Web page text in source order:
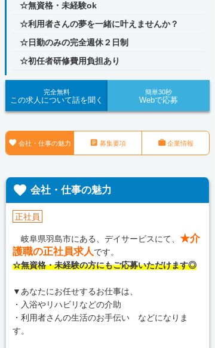
☆無資格・未経験ok
☆利用者さんの夢を一緒に叶えませんか？
☆日勤のみの完全週休２日制
☆初任者研修費用負担あり
完全無料
この求人について話を聞く
簡単30秒
Webで応募
 会社・仕事の魅力  募集要項 企業情報
 会社・仕事の魅力
正社員
岐阜県羽島市にある、デイサービスにて、★介
護職の正社員求人です。
☆無資格・未経験の方にもご応募いただけます◎
▼あなたにお任せするお仕事は、
・入浴やリハビリなどの介助
・利用者さんの生活のお手伝い などになりま
す。